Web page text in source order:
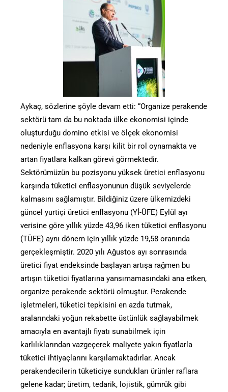
Aykaç, sözlerine şöyle devam etti: “Organize perakende
sektörü tam da bu noktada ülke ekonomisi içinde
oluşturduğu domino etkisi ve ölçek ekonomisi
nedeniyle enflasyona karşı kilit bir rol oynamakta ve
artan fiyatlara kalkan görevi görmektedir.
Sektörümüzün bu pozisyonu yüksek üretici enflasyonu
karşında tüketici enflasyonunun düşük seviyelerde
kalmasını sağlamıştır. Bildiğiniz üzere ülkemizdeki
güncel yurtiçi üretici enflasyonu (Yİ-ÜFE) Eylül ayı
verisine göre yıllık yüzde 43,96 iken tüketici enflasyonu
(TÜFE) aynı dönem için yıllık yüzde 19,58 oranında
gerçekleşmiştir. 2020 yılı Ağustos ayı sonrasında
üretici fiyat endeksinde başlayan artışa rağmen bu
artışın tüketici fiyatlarına yansımamasındaki ana etken,
organize perakende sektörü olmuştur. Perakende
işletmeleri, tüketici tepkisini en azda tutmak,
aralarındaki yoğun rekabette üstünlük sağlayabilmek
amacıyla en avantajlı fiyatı sunabilmek için
karlılıklarından vazgeçerek maliyete yakın fiyatlarla
tüketici ihtiyaçlarını karşılamaktadırlar. Ancak
perakendecilerin tüketiciye sundukları ürünler raflara
gelene kadar; üretim, tedarik, lojistik, gümrük gibi